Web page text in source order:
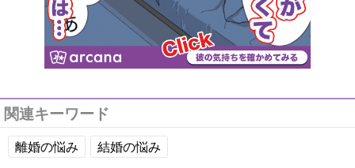
関連キーワード
離婚の悩み 結婚の悩み